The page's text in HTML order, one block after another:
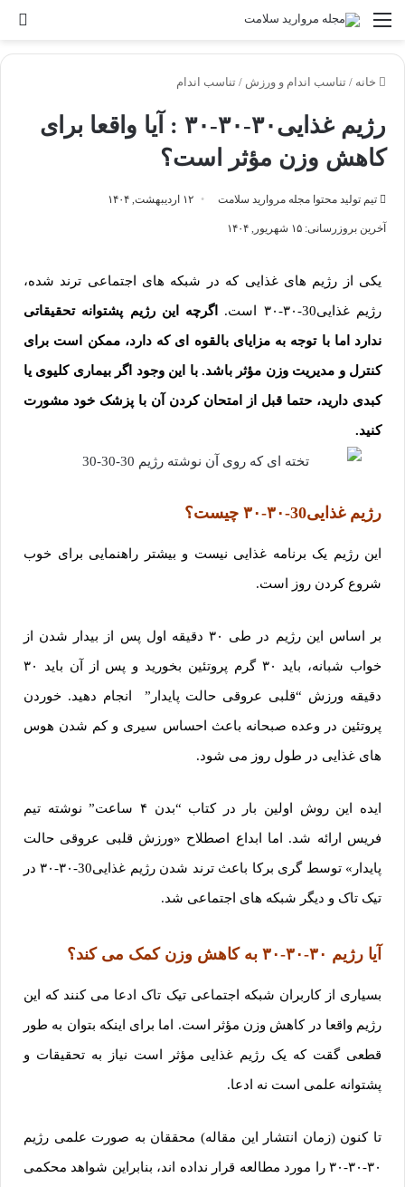
خانه / تناسب اندام و ورزش / تناسب اندام
رژیم غذایی۳۰-۳۰-۳۰ : آیا واقعا برای
کاهش وزن مؤثر است؟
تیم تولید محتوا مجله مروارید سلامت ۱۲ اردیبهشت, ۱۴۰۴
آخرین بروزرسانی: ۱۵ شهریور, ۱۴۰۴
یکی از رژیم های غذایی که در شبکه های اجتماعی ترند شده،
رژیم غذایی30-۳۰-۳۰ است. اگرچه این رژیم پشتوانه تحقیقاتی
ندارد اما با توجه به مزایای بالقوه ای که دارد، ممکن است برای
کنترل و مدیریت وزن مؤثر باشد. با این وجود اگر بیماری کلیوی یا
کبدی دارید، حتما قبل از امتحان کردن آن با پزشک خود مشورت
کنید.
رژیم غذایی30-۳۰-۳۰ چیست؟
این رژیم یک برنامه غذایی نیست و بیشتر راهنمایی برای خوب
شروع کردن روز است.
بر اساس این رژیم در طی ۳۰ دقیقه اول پس از بیدار شدن از
خواب شبانه، باید ۳۰ گرم پروتئین بخورید و پس از آن باید ۳۰
دقیقه ورزش “قلبی عروقی حالت پایدار” انجام دهید. خوردن
پروتئین در وعده صبحانه باعث احساس سیری و کم شدن هوس
های غذایی در طول روز می شود.
ایده این روش اولین بار در کتاب “بدن ۴ ساعت” نوشته تیم
فریس ارائه شد. اما ابداع اصطلاح «ورزش قلبی عروقی حالت
پایدار» توسط گری برکا باعث ترند شدن رژیم غذایی30-۳۰-۳۰ در
تیک تاک و دیگر شبکه های اجتماعی شد.
آیا رژیم ۳۰-۳۰-۳۰ به کاهش وزن کمک می کند؟
بسیاری از کاربران شبکه اجتماعی تیک تاک ادعا می کنند که این
رژیم واقعا در کاهش وزن مؤثر است. اما برای اینکه بتوان به طور
قطعی گقت که یک رژیم غذایی مؤثر است نیاز به تحقیقات و
پشتوانه علمی است نه ادعا.
تا کنون (زمان انتشار این مقاله) محققان به صورت علمی رژیم
۳۰-۳۰-۳۰ را مورد مطالعه قرار نداده اند، بنابراین شواهد محکمی